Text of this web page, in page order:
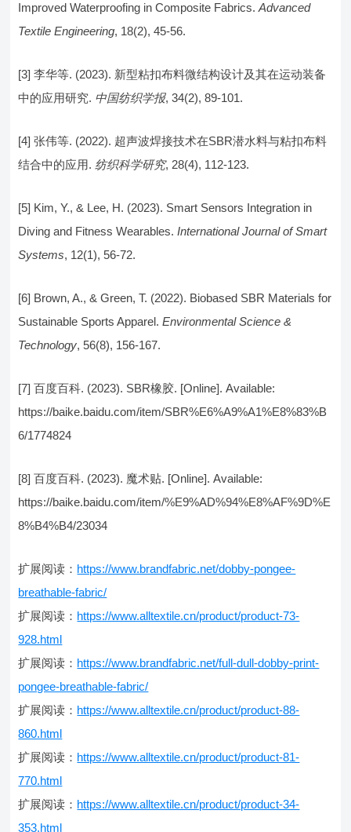
Improved Waterproofing in Composite Fabrics.Advanced
Textile Engineering, 18(2), 45-56.
[3] 李华等. (2023). 新型粘扣布料微结构设计及其在运动装备
中的应用研究. 中国纺织学报, 34(2), 89-101.
[4] 张伟等. (2022). 超声波焊接技术在SBR潜水料与粘扣布料
结合中的应用. 纺织科学研究, 28(4), 112-123.
[5] Kim, Y., & Lee, H. (2023). Smart Sensors Integration in
Diving and Fitness Wearables.International Journal of Smart
Systems, 12(1), 56-72.
[6] Brown, A., & Green, T. (2022). Biobased SBR Materials for
Sustainable Sports Apparel.Environmental Science &
Technology, 56(8), 156-167.
[7] 百度百科. (2023). SBR橡胶. [Online]. Available:
https://baike.baidu.com/item/SBR%E6%A9%A1%E8%83%B
6/1774824
[8] 百度百科. (2023). 魔术贴. [Online]. Available:
https://baike.baidu.com/item/%E9%AD%94%E8%AF%9D%E
8%B4%B4/23034
扩展阅读： https://www.brandfabric.net/dobby-pongee-
breathable-fabric/
扩展阅读： https://www.alltextile.cn/product/product-73-
928.html
扩展阅读： https://www.brandfabric.net/full-dull-dobby-print-
pongee-breathable-fabric/
扩展阅读： https://www.alltextile.cn/product/product-88-
860.html
扩展阅读： https://www.alltextile.cn/product/product-81-
770.html
扩展阅读： https://www.alltextile.cn/product/product-34-
353.html